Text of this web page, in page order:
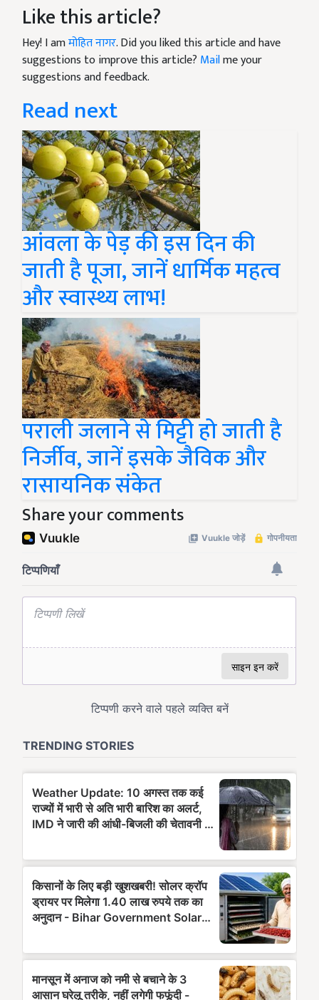
Like this article?
Hey! I amमोहित नागर. Did you liked this article and have
suggestions to improve this article? Mailme your
suggestions and feedback.
Read next
आंवला के पेड़ की इस दिन की
जाती है पूजा, जानें धार्मिक महत्व
और स्वास्थ्य लाभ!
पराली जलाने से मिट्टी हो जाती है
निर्जीव, जानें इसके जैविक और
रासायनिक संकेत
Share your comments